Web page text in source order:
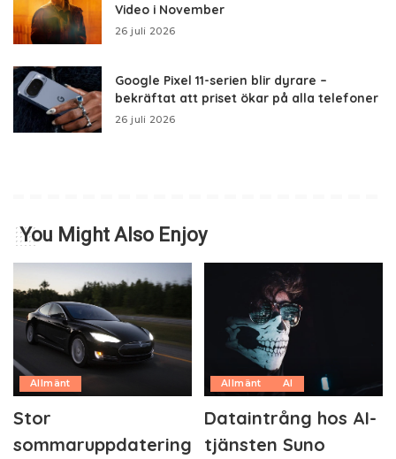
Video i November
26 juli 2026
Google Pixel 11-serien blir dyrare –
bekräftat att priset ökar på alla telefoner
26 juli 2026
You Might Also Enjoy
Allmänt
Stor
sommaruppdatering
Allmänt AI
Dataintrång hos AI-
tjänsten Suno